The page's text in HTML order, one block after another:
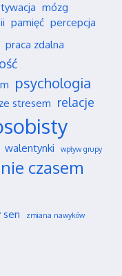
mózg
pamięć percepcja
praca zdalna
psychologia
stresem relacje
walentynki wpływ grupy
czasem
sen
zmiana nawyków